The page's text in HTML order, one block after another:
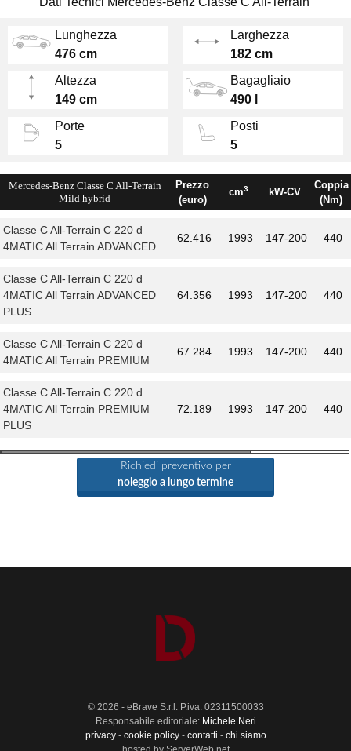
spiccano delle protezioni sottoscocca e una
griglia anteriore diversa.
Per il fuoristrada ci sono delle modalità di
aggiungono a quelle normali. Gli interni invece
sono disponibili a partire dall’allestimento
Avantgarde,
Lunghezza
476 cm
Larghezza
182 cm
Altezza
149 cm
Bagagliaio
490 l
Porte
5
Posti
5
Mercedes-Benz Classe C All-Terrain
Mild hybrid
Prezzo
(euro)
cm3 kW-CV
Coppia
(Nm)
Classe C All-Terrain C 220 d
4MATIC All Terrain ADVANCED
62.416 1993 147-200 440
Classe C All-Terrain C 220 d
4MATIC All Terrain ADVANCED
PLUS
64.356 1993 147-200 440
Classe C All-Terrain C 220 d
4MATIC All Terrain PREMIUM
67.284 1993 147-200 440
Classe C All-Terrain C 220 d
4MATIC All Terrain PREMIUM
PLUS
72.189 1993 147-200 440
Richiedi preventivo per
noleggio a lungo termine
© 2026 - eBrave S.r.l. P.iva: 02311500033
Responsabile editoriale: Michele Neri
privacy- cookie policy- contatti - chi siamo